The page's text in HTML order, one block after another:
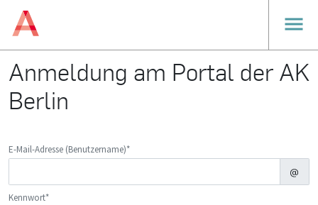
Anmeldung am Portal der AK
Berlin
E-Mail-Adresse (Benutzername)*
Kennwort*